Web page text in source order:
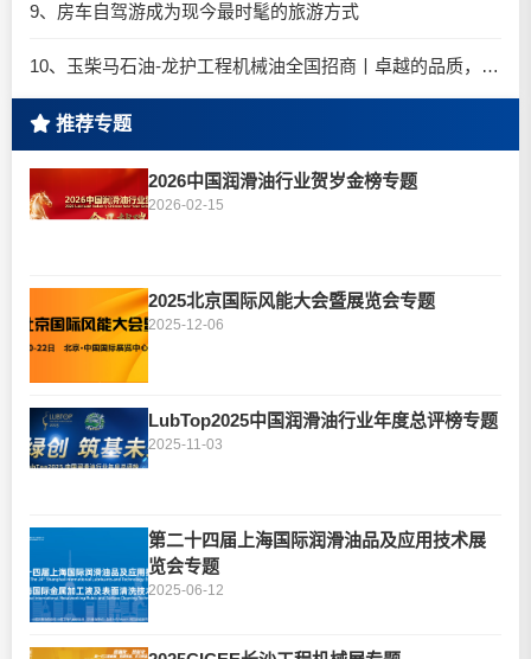
9、房车自驾游成为现今最时髦的旅游方式
10、玉柴马石油-龙护工程机械油全国招商丨卓越的品质，专业的品牌！
推荐专题
2026中国润滑油行业贺岁金榜专题
2026-02-15
2025北京国际风能大会暨展览会专题
2025-12-06
LubTop2025中国润滑油行业年度总评榜专题
2025-11-03
第二十四届上海国际润滑油品及应用技术展
览会专题
2025-06-12